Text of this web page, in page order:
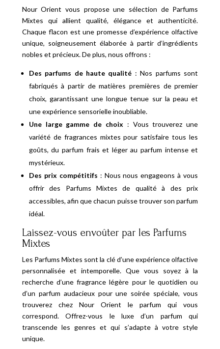
Nour Orient vous propose une sélection de Parfums
Mixtes qui allient qualité, élégance et authenticité.
Chaque flacon est une promesse d’expérience olfactive
unique, soigneusement élaborée à partir d’ingrédients
nobles et précieux. De plus, nous offrons :
Des parfums de haute qualité : Nos parfums sont
fabriqués à partir de matières premières de premier
choix, garantissant une longue tenue sur la peau et
une expérience sensorielle inoubliable.
Une large gamme de choix : Vous trouverez une
variété de fragrances mixtes pour satisfaire tous les
goûts, du parfum frais et léger au parfum intense et
mystérieux.
Des prix compétitifs : Nous nous engageons à vous
offrir des Parfums Mixtes de qualité à des prix
accessibles, afin que chacun puisse trouver son parfum
idéal.
Laissez-vous envoûter par les Parfums
Mixtes
Les Parfums Mixtes sont la clé d’une expérience olfactive
personnalisée et intemporelle. Que vous soyez à la
recherche d’une fragrance légère pour le quotidien ou
d’un parfum audacieux pour une soirée spéciale, vous
trouverez chez Nour Orient le parfum qui vous
correspond. Offrez-vous le luxe d’un parfum qui
transcende les genres et qui s’adapte à votre style
unique.